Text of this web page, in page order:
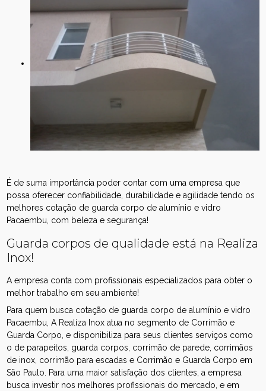
É de suma importância poder contar com uma empresa que
possa oferecer confiabilidade, durabilidade e agilidade tendo os
melhores cotação de guarda corpo de alumínio e vidro
Pacaembu, com beleza e segurança!
Guarda corpos de qualidade está na Realiza
Inox!
A empresa conta com profissionais especializados para obter o
melhor trabalho em seu ambiente!
Para quem busca cotação de guarda corpo de alumínio e vidro
Pacaembu, A Realiza Inox atua no segmento de Corrimão e
Guarda Corpo, e disponibiliza para seus clientes serviços como
o de parapeitos, guarda corpos, corrimão de parede, corrimãos
de inox, corrimão para escadas e Corrimão e Guarda Corpo em
São Paulo. Para uma maior satisfação dos clientes, a empresa
busca investir nos melhores profissionais do mercado, e em